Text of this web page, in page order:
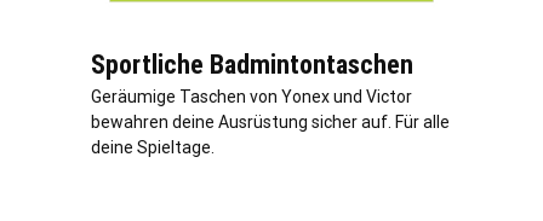
Sportliche Badmintontaschen
Geräumige Taschen von Yonex und Victor
bewahren deine Ausrüstung sicher auf. Für alle
deine Spieltage.